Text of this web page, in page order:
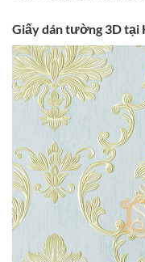
Giấy dán tường 3D tại